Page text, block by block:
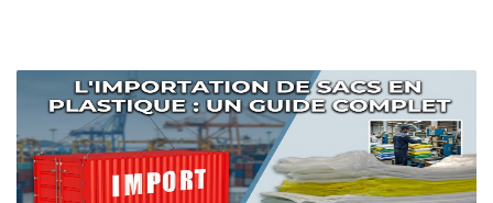
PUBLICATIONS
NOS SITES WEB